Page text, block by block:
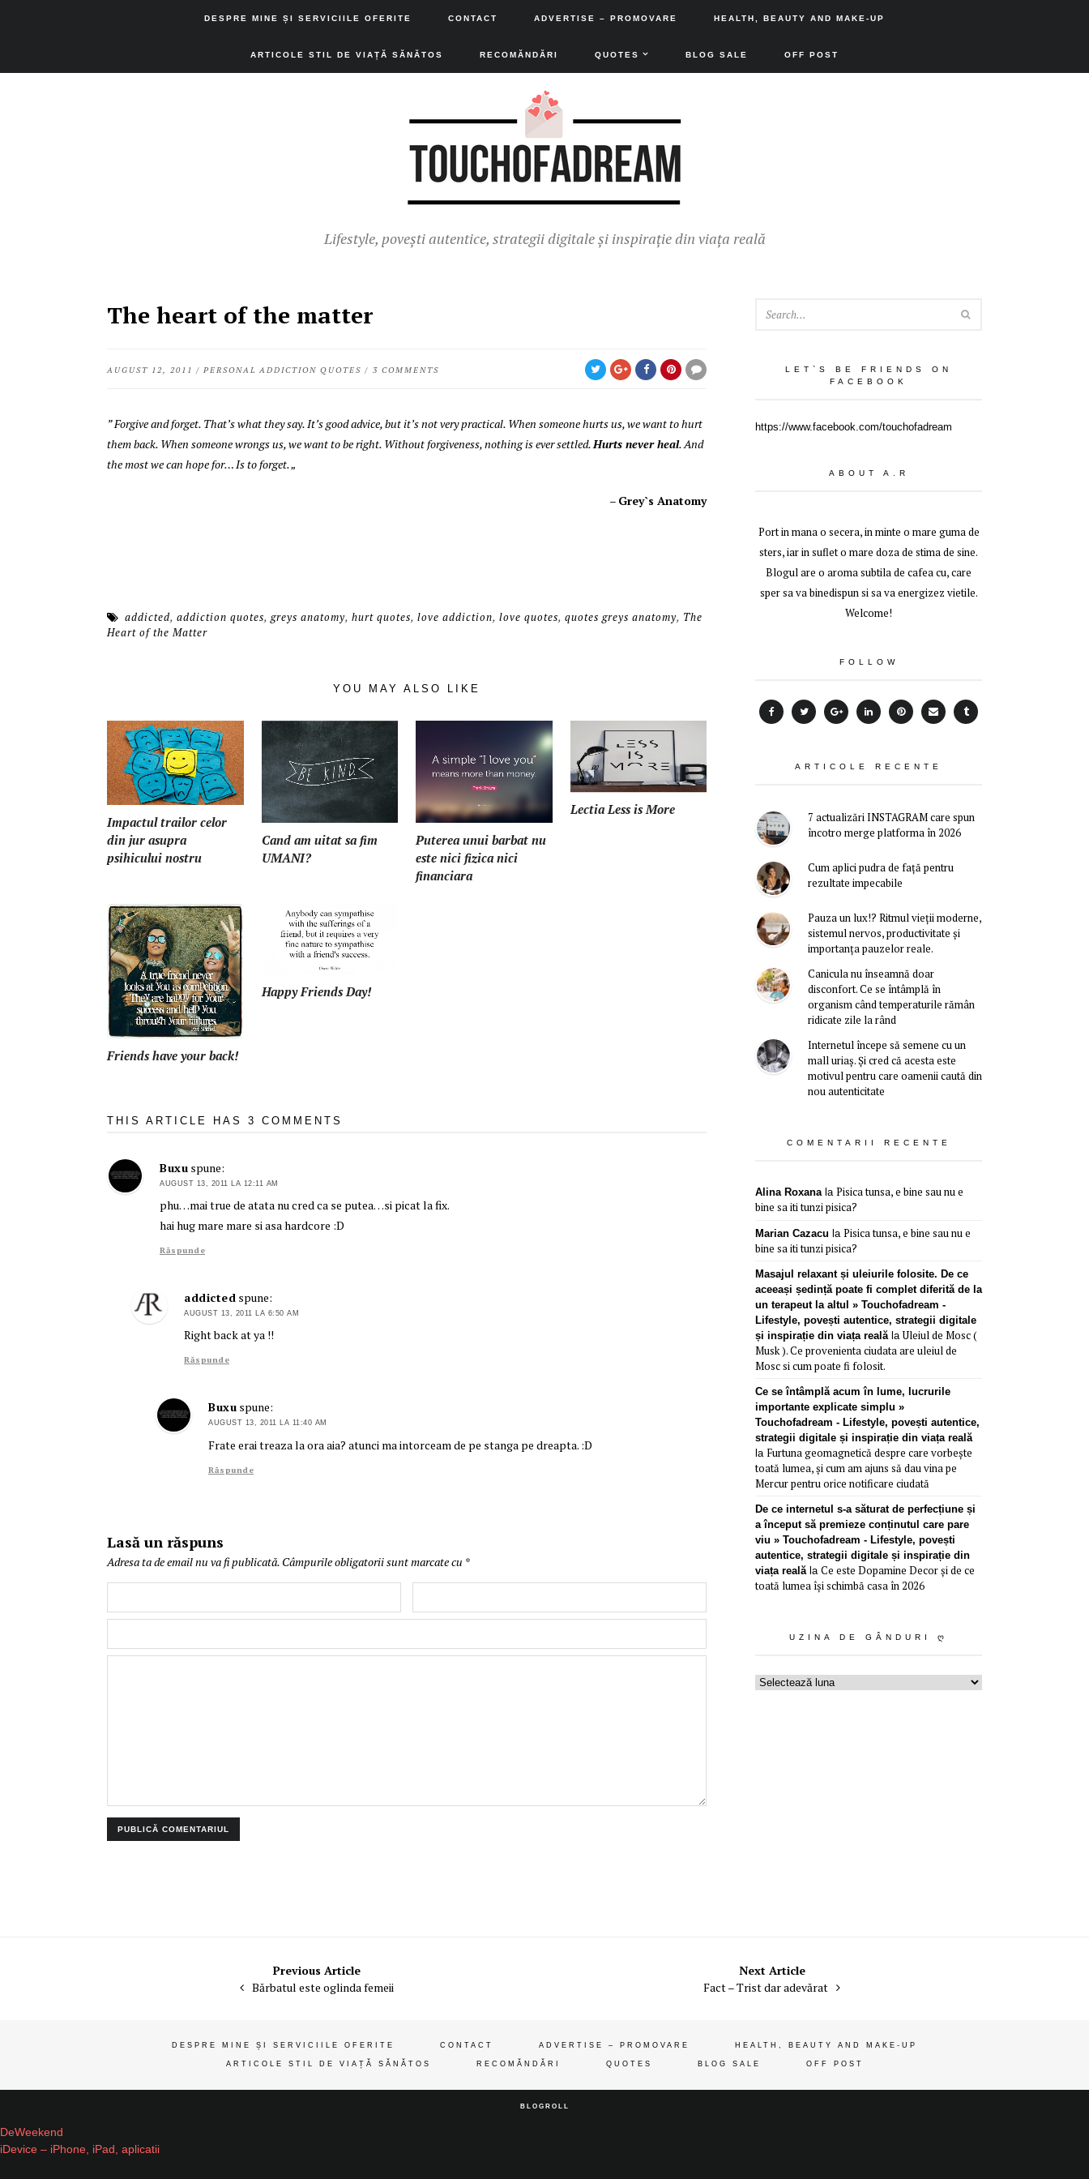
DESPRE MINE ȘI SERVICIILE OFERITE CONTACT ADVERTISE – PROMOVARE HEALTH, BEAUTY AND MAKE-UP
ARTICOLE STIL DE VIAȚĂ SĂNĂTOS RECOMĂNDĂRI QUOTES BLOG SALE OFF POST
Lifestyle, povești autentice, strategii digitale și inspirație din viața reală
The heart of the matter
AUGUST 12, 2011 / PERSONAL ADDICTION QUOTES / 3 COMMENTS
” Forgive and forget. That’s what they say. It’s good advice, but it’s not very practical. When someone hurts us, we want to hurt
them back. When someone wrongs us, we want to be right. Without forgiveness, nothing is ever settled.Hurts never heal. And
the most we can hope for… Is to forget. „
– Grey`s Anatomy
addicted,addiction quotes,greys anatomy,hurt quotes,love addiction,love quotes,quotes greys anatomy, The
Heart of the Matter
YOU MAY ALSO LIKE
Impactul trailor celor
din jur asupra
psihicului nostru
Cand am uitat sa fim
UMANI?
Puterea unui barbat nu
este nici fizica nici
financiara
Lectia Less is More
Friends have your back!
Happy Friends Day!
THIS ARTICLE HAS 3 COMMENTS
Buxu spune:
AUGUST 13, 2011 LA 12:11 AM
phu…mai true de atata nu cred ca se putea…si picat la fix.
hai hug mare mare si asa hardcore :D
Răspunde
addicted spune:
AUGUST 13, 2011 LA 6:50 AM
Right back at ya !!
Răspunde
Buxu spune:
AUGUST 13, 2011 LA 11:40 AM
Frate erai treaza la ora aia? atunci ma intorceam de pe stanga pe dreapta. :D
Răspunde
Lasă un răspuns
Adresa ta de email nu va fi publicată. Câmpurile obligatorii sunt marcate cu *
LET`S BE FRIENDS ON
FACEBOOK
https://www.facebook.com/touchofadream
ABOUT A.R
Port in mana o secera, in minte o mare guma de
sters, iar in suflet o mare doza de stima de sine.
Blogul are o aroma subtila de cafea cu, care
sper sa va binedispun si sa va energizez vietile.
Welcome!
FOLLOW
ARTICOLE RECENTE
7 actualizări INSTAGRAM care spun
încotro merge platforma în 2026
Cum aplici pudra de față pentru
rezultate impecabile
Pauza un lux!? Ritmul vieții moderne,
sistemul nervos, productivitate și
importanța pauzelor reale.
Canicula nu înseamnă doar
disconfort. Ce se întâmplă în
organism când temperaturile rămân
ridicate zile la rând
Internetul începe să semene cu un
mall uriaș. Și cred că acesta este
motivul pentru care oamenii caută din
nou autenticitate
COMENTARII RECENTE
Alina Roxanala Pisica tunsa, e bine sau nu e
bine sa iti tunzi pisica?
Marian Cazacu la Pisica tunsa, e bine sau nu e
bine sa iti tunzi pisica?
Masajul relaxant și uleiurile folosite. De ce
aceeași ședință poate fi complet diferită de la
un terapeut la altul » Touchofadream -
Lifestyle, povești autentice, strategii digitale
și inspirație din viața reală laUleiul de Mosc (
Musk ). Ce provenienta ciudata are uleiul de
Mosc si cum poate fi folosit.
Ce se întâmplă acum în lume, lucrurile
importante explicate simplu »
Touchofadream - Lifestyle, povești autentice,
strategii digitale și inspirație din viața reală
la Furtuna geomagnetică despre care vorbește
toată lumea, și cum am ajuns să dau vina pe
Mercur pentru orice notificare ciudată
De ce internetul s-a săturat de perfecțiune și
a început să premieze conținutul care pare
viu » Touchofadream - Lifestyle, povești
autentice, strategii digitale și inspirație din
viața reală la Ce este Dopamine Decor și de ce
toată lumea își schimbă casa în 2026
UZINA DE GÂNDURI Ღ
Uzina
Previous Article
Bărbatul este oglinda femeii
Next Article
Fact – Trist dar adevărat
DESPRE MINE ȘI SERVICIILE OFERITE CONTACT ADVERTISE – PROMOVARE HEALTH, BEAUTY AND MAKE-UP
ARTICOLE STIL DE VIAȚĂ SĂNĂTOS RECOMĂNDĂRI QUOTES BLOG SALE OFF POST
BLOGROLL
DeWeekend
iDevice – iPhone, iPad, aplicatii